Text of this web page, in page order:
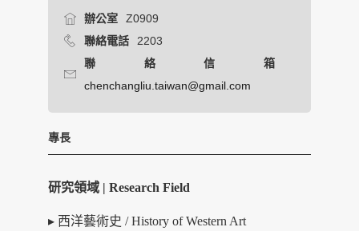
辦公室
Z0909
聯絡電話
2203
聯絡信箱
chenchangliu.taiwan@gmail.com
專長
研究領域 | Research Field
▸ 西洋藝術史 / History of Western Art